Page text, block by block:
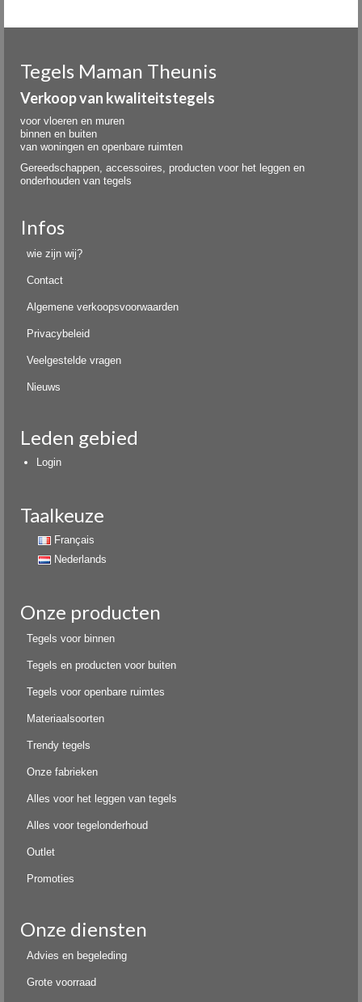
Tegels Maman Theunis
Verkoop van kwaliteitstegels
voor vloeren en muren
binnen en buiten
van woningen en openbare ruimten
Gereedschappen, accessoires, producten voor het leggen en
onderhouden van tegels
Infos
wie zijn wij?
Contact
Algemene verkoopsvoorwaarden
Privacybeleid
Veelgestelde vragen
Nieuws
Leden gebied
Login
Taalkeuze
Français
Nederlands
Onze producten
Tegels voor binnen
Tegels en producten voor buiten
Tegels voor openbare ruimtes
Materiaalsoorten
Trendy tegels
Onze fabrieken
Alles voor het leggen van tegels
Alles voor tegelonderhoud
Outlet
Promoties
Onze diensten
Advies en begeleding
Grote voorraad